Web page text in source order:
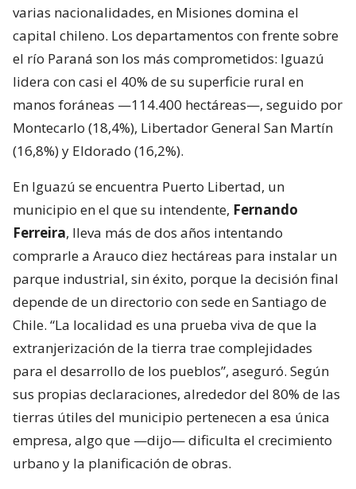
varias nacionalidades, en Misiones domina el
capital chileno. Los departamentos con frente sobre
el río Paraná son los más comprometidos: Iguazú
lidera con casi el 40% de su superficie rural en
manos foráneas —114.400 hectáreas—, seguido por
Montecarlo (18,4%), Libertador General San Martín
(16,8%) y Eldorado (16,2%).
En Iguazú se encuentra Puerto Libertad, un
municipio en el que su intendente, Fernando
Ferreira, lleva más de dos años intentando
comprarle a Arauco diez hectáreas para instalar un
parque industrial, sin éxito, porque la decisión final
depende de un directorio con sede en Santiago de
Chile. “La localidad es una prueba viva de que la
extranjerización de la tierra trae complejidades
para el desarrollo de los pueblos”, aseguró. Según
sus propias declaraciones, alrededor del 80% de las
tierras útiles del municipio pertenecen a esa única
empresa, algo que —dijo— dificulta el crecimiento
urbano y la planificación de obras.